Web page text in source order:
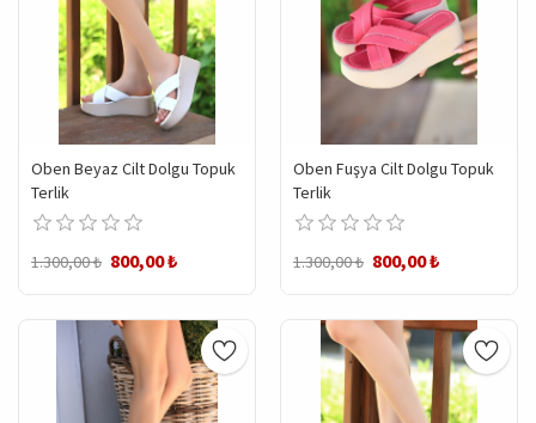
Oben Beyaz Cilt Dolgu Topuk
Terlik
1.300,00 ₺ 800,00 ₺
Oben Fuşya Cilt Dolgu Topuk
Terlik
1.300,00 ₺ 800,00 ₺